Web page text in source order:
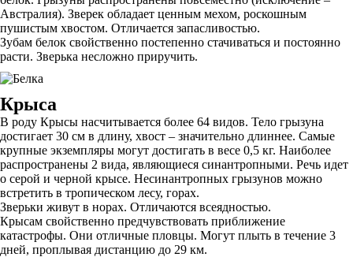
Австралия). Зверек обладает ценным мехом, роскошным
пушистым хвостом. Отличается запасливостью.
Зубам белок свойственно постепенно стачиваться и постоянно
расти. Зверька несложно приручить.
Крыса
В роду Крысы насчитывается более 64 видов. Тело грызуна
достигает 30 см в длину, хвост – значительно длиннее. Самые
крупные экземпляры могут достигать в весе 0,5 кг. Наиболее
распространены 2 вида, являющиеся синантропными. Речь идет
о серой и черной крысе. Несинантропных грызунов можно
встретить в тропическом лесу, горах.
Зверьки живут в норах. Отличаются всеядностью.
Крысам свойственно предчувствовать приближение
катастрофы. Они отличные пловцы. Могут плыть в течение 3
дней, проплывая дистанцию до 29 км.